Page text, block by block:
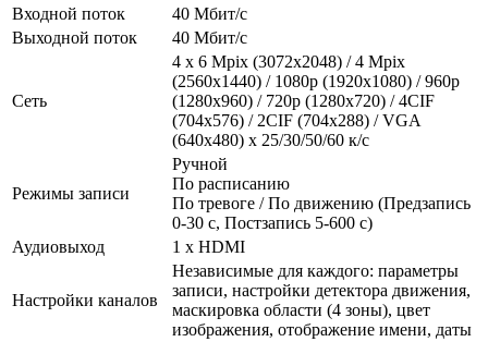
Входной поток
40 Мбит/с
Выходной поток
40 Мбит/с
Сеть
4 x 6 Mpix (3072x2048) / 4 Mpix
(2560x1440) / 1080p (1920x1080) / 960p
(1280x960) / 720p (1280x720) / 4CIF
(704x576) / 2CIF (704x288) / VGA
(640x480) x 25/30/50/60 к/с
Режимы записи
Ручной
По расписанию
По тревоге / По движению (Предзапись
0-30 с, Постзапись 5-600 с)
Аудиовыход
1 x HDMI
Настройки каналов
Независимые для каждого: параметры
записи, настройки детектора движения,
маскировка области (4 зоны), цвет
изображения, отображение имени, даты